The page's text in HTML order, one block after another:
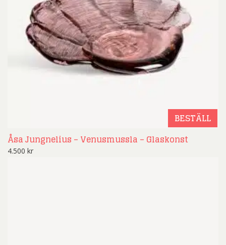
BESTÄLL
Åsa Jungnelius – Venusmussla – Glaskonst
4.500 kr